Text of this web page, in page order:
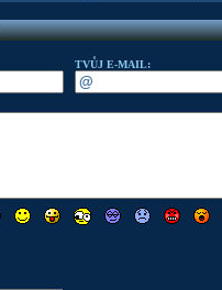
TVŮJ E-MAIL: